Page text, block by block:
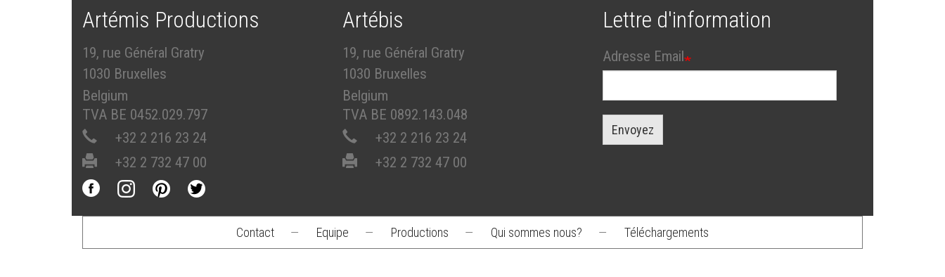
Artémis Productions
19, rue Général Gratry
1030 Bruxelles
Belgium
TVA BE 0452.029.797
+32 2 216 23 24
+32 2 732 47 00
Artébis
19, rue Général Gratry
1030 Bruxelles
Belgium
TVA BE 0892.143.048
+32 2 216 23 24
+32 2 732 47 00
Lettre d'information
Adresse Email
Envoyez
Footer
Contact — Equipe — Productions — Qui sommes nous? — Téléchargements